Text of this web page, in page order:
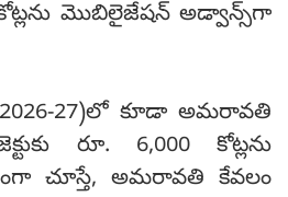
మొబిలైజేషన్ అడ్వాన్స్‌గా
27)లో కూడా అమరావతి
రూ. 6,000 కోట్లను
చూస్తే, అమరావతి కేవలం